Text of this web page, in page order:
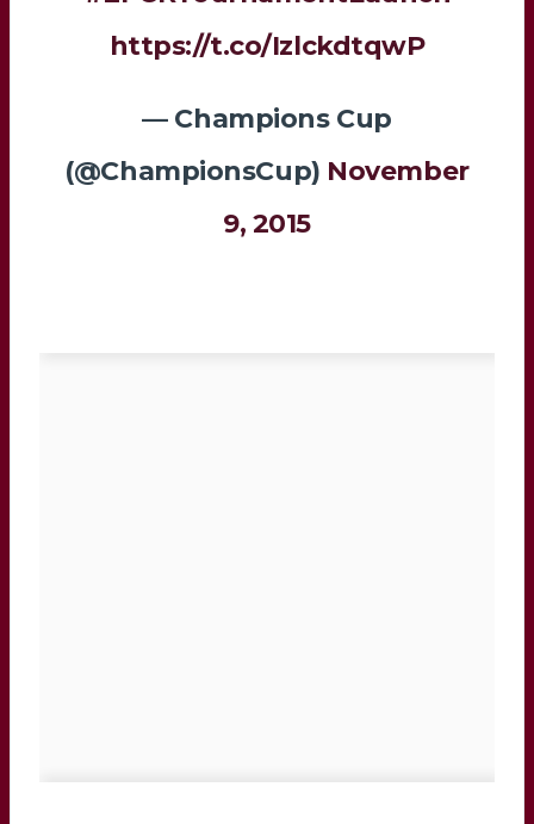
https://t.co/IzlckdtqwP
— Champions Cup
(@ChampionsCup) November
9, 2015